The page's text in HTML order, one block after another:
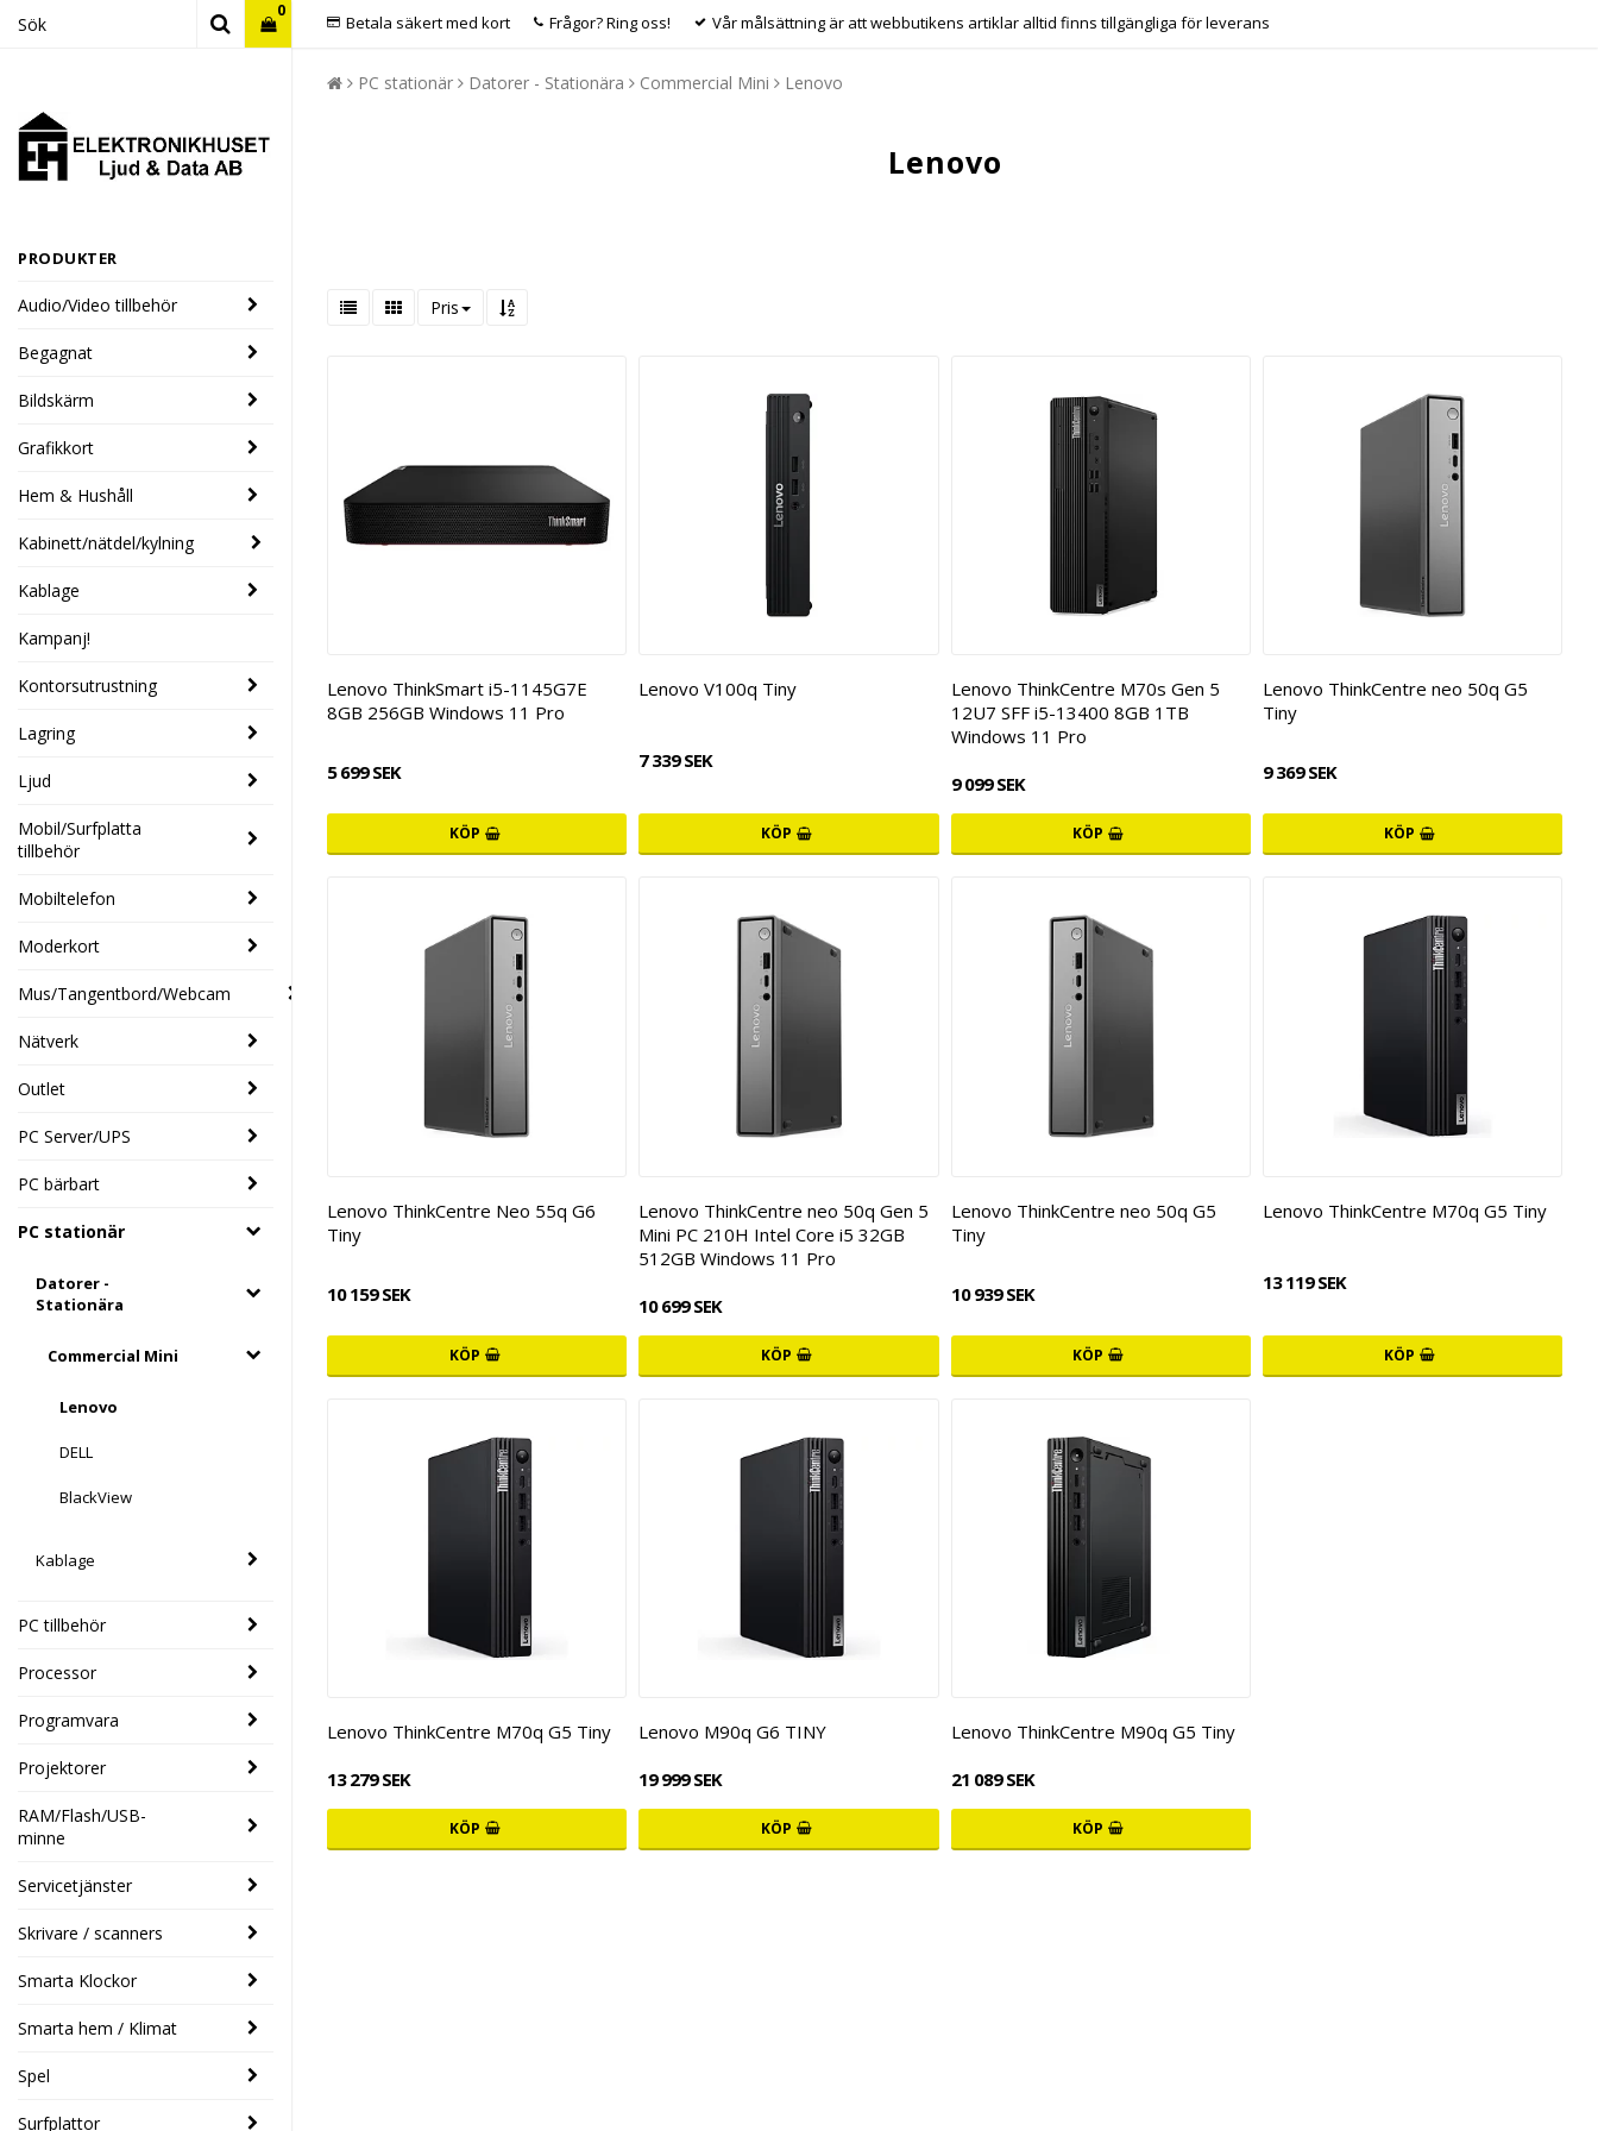
Betala säkert med kort Frågor? Ring oss! Vår målsättning är att webbutikens artiklar alltid finns tillgängliga för leverans
0
PRODUKTER
Audio/Video tillbehör
Begagnat
Bildskärm
Grafikkort
Hem & Hushåll
Kabinett/nätdel/kylning
Kablage
Kampanj!
Kontorsutrustning
Lagring
Ljud
Mobil/Surfplatta
tillbehör
Mobiltelefon
Moderkort
Mus/Tangentbord/Webcam
Nätverk
Outlet
PC Server/UPS
PC bärbart
PC stationär
Datorer -
Stationära
Commercial Mini
Lenovo
DELL
BlackView
Kablage
PC tillbehör
Processor
Programvara
Projektorer
RAM/Flash/USB-
minne
Servicetjänster
Skrivare / scanners
Smarta Klockor
Smarta hem / Klimat
Spel
Surfplattor
PC stationär Datorer - Stationära Commercial Mini Lenovo
Lenovo
Pris
Lenovo ThinkSmart i5-1145G7E
8GB 256GB Windows 11 Pro
5 699 SEK
KÖP
Lenovo V100q Tiny
7 339 SEK
KÖP
Lenovo ThinkCentre M70s Gen 5
12U7 SFF i5-13400 8GB 1TB
Windows 11 Pro
9 099 SEK
KÖP
Lenovo ThinkCentre neo 50q G5
Tiny
9 369 SEK
KÖP
Lenovo ThinkCentre Neo 55q G6
Tiny
10 159 SEK
KÖP
Lenovo ThinkCentre neo 50q Gen 5
Mini PC 210H Intel Core i5 32GB
512GB Windows 11 Pro
10 699 SEK
KÖP
Lenovo ThinkCentre neo 50q G5
Tiny
10 939 SEK
KÖP
Lenovo ThinkCentre M70q G5 Tiny
13 119 SEK
KÖP
Lenovo ThinkCentre M70q G5 Tiny
13 279 SEK
KÖP
Lenovo M90q G6 TINY
19 999 SEK
KÖP
Lenovo ThinkCentre M90q G5 Tiny
21 089 SEK
KÖP